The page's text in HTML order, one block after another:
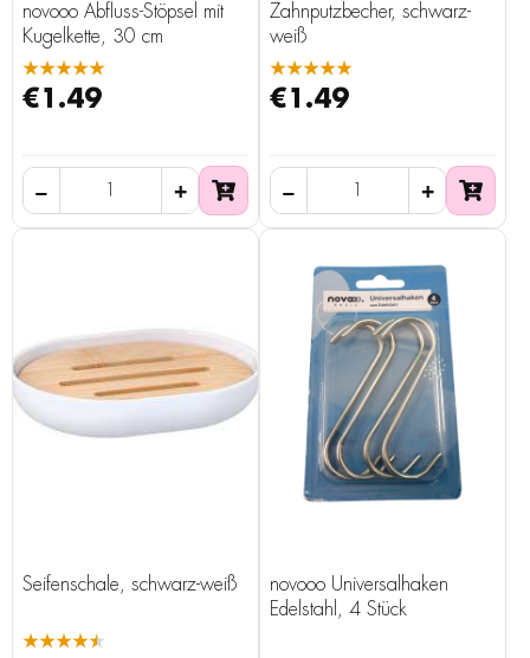
novooo Abfluss-Stöpsel mit
Kugelkette, 30 cm
★★★★★
€1.49
Zahnputzbecher, schwarz-
weiß
★★★★★
€1.49
Seifenschale, schwarz-weiß
★★★★★
novooo Universalhaken
Edelstahl, 4 Stück